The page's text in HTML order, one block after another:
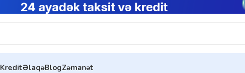
KreditƏlaqəBlogZəmanət